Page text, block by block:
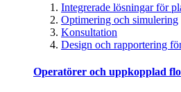
Integrerade lösningar för
Optimering och simulering
Konsultation
Design och rapportering
Operatörer och uppkopplad